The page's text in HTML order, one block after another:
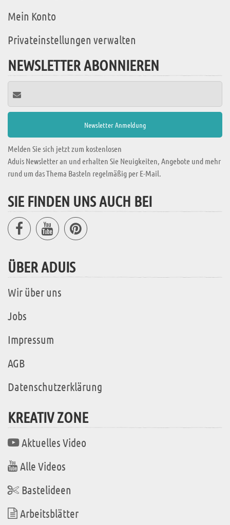
Mein Konto
Privateinstellungen verwalten
NEWSLETTER ABONNIEREN
Melden Sie sich jetzt zum kostenlosen
Aduis Newsletter an und erhalten Sie Neuigkeiten, Angebote und mehr
rund um das Thema Basteln regelmäßig per E-Mail.
SIE FINDEN UNS AUCH BEI
ÜBER ADUIS
Wir über uns
Jobs
Impressum
AGB
Datenschutzerklärung
KREATIV ZONE
Aktuelles Video
Alle Videos
Bastelideen
Arbeitsblätter